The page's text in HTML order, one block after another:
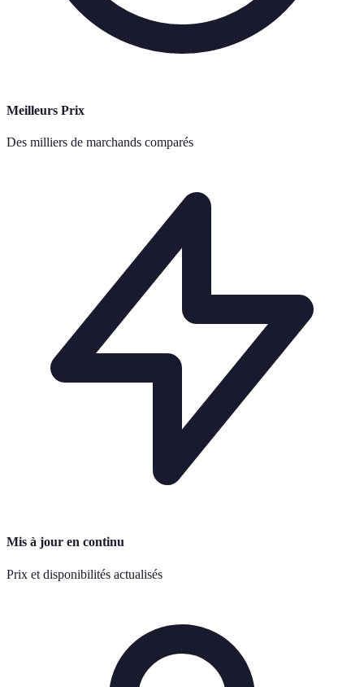
Meilleurs Prix
Des milliers de marchands comparés
Mis à jour en continu
Prix et disponibilités actualisés